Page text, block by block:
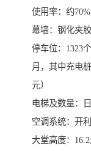
使用率：约70%
幕墙：钢化夹
停车位：1323
月，其中充电
元）
电梯及数量：
空调系统：开
大堂高度：